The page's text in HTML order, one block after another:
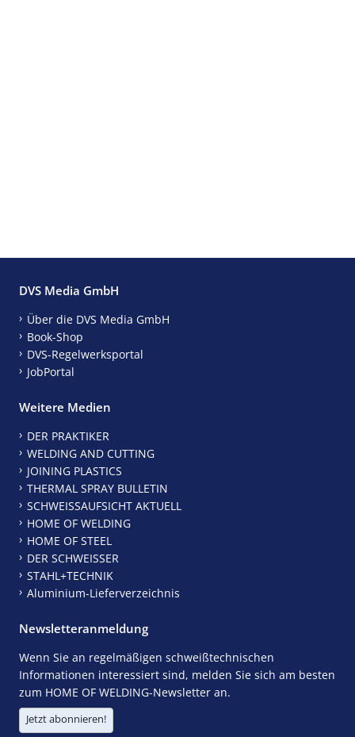
DVS Media GmbH
Über die DVS Media GmbH
Book-Shop
DVS-Regelwerksportal
JobPortal
Weitere Medien
DER PRAKTIKER
WELDING AND CUTTING
JOINING PLASTICS
THERMAL SPRAY BULLETIN
SCHWEISSAUFSICHT AKTUELL
HOME OF WELDING
HOME OF STEEL
DER SCHWEISSER
STAHL+TECHNIK
Aluminium-Lieferverzeichnis
Newsletteranmeldung
Wenn Sie an regelmäßigen schweißtechnischen
Informationen interessiert sind, melden Sie sich am besten
zum HOME OF WELDING-Newsletter an.
Jetzt abonnieren!